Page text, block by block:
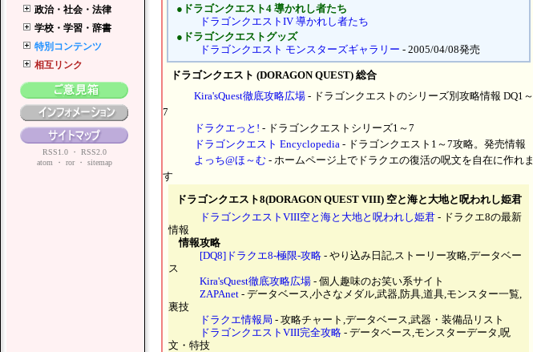
●ドラゴンクエスト4 導かれし者たち
ドラゴンクエストIV 導かれし者たち
●ドラゴンクエストグッズ
ドラゴンクエスト モンスターズギャラリー - 2005/04/08発売
ドラゴンクエスト (DORAGON QUEST) 総合
Kira'sQuest徹底攻略広場 - ドラゴンクエストのシリーズ別攻略情報 DQ1～
7
ドラクエっと! - ドラゴンクエストシリーズ1～7
ドラゴンクエスト Encyclopedia - ドラゴンクエスト1～7攻略。発売情報
よっち@ほ～む - ホームページ上でドラクエの復活の呪文を自在に作れま
す
ドラゴンクエスト8(DORAGON QUEST VIII) 空と海と大地と呪われし姫君
ドラゴンクエストVIII空と海と大地と呪われし姫君 - ドラクエ8の最新
情報
情報攻略
[DQ8]ドラクエ8-極限-攻略 - やり込み日記,ストーリー攻略,データベー
ス
Kira'sQuest徹底攻略広場 - 個人趣味のお笑い系サイト
ZAPAnet - データベース,小さなメダル,武器,防具,道具,モンスター一覧,
裏技
ドラクエ情報局 - 攻略チャート,データベース,武器・装備品リスト
ドラゴンクエストVIII完全攻略 - データベース,モンスターデータ,呪
文・特技